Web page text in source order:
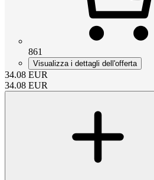
861
Visualizza i dettagli dell'offerta
34.08 EUR
34.08 EUR